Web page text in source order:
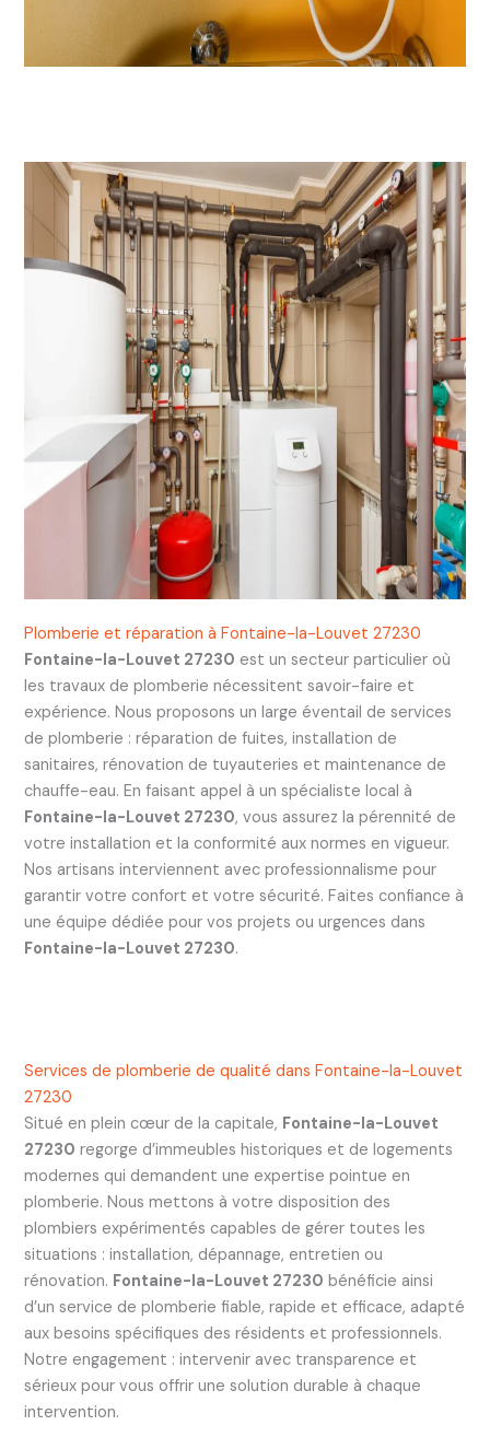
Plomberie et réparation à Fontaine-la-Louvet 27230
Fontaine-la-Louvet 27230 est un secteur particulier où
les travaux de plomberie nécessitent savoir-faire et
expérience. Nous proposons un large éventail de services
de plomberie : réparation de fuites, installation de
sanitaires, rénovation de tuyauteries et maintenance de
chauffe-eau. En faisant appel à un spécialiste local à
Fontaine-la-Louvet 27230, vous assurez la pérennité de
votre installation et la conformité aux normes en vigueur.
Nos artisans interviennent avec professionnalisme pour
garantir votre confort et votre sécurité. Faites confiance à
une équipe dédiée pour vos projets ou urgences dans
Fontaine-la-Louvet 27230.
Services de plomberie de qualité dans Fontaine-la-Louvet
27230
Situé en plein cœur de la capitale, Fontaine-la-Louvet
27230 regorge d’immeubles historiques et de logements
modernes qui demandent une expertise pointue en
plomberie. Nous mettons à votre disposition des
plombiers expérimentés capables de gérer toutes les
situations : installation, dépannage, entretien ou
rénovation. Fontaine-la-Louvet 27230 bénéficie ainsi
d’un service de plomberie fiable, rapide et efficace, adapté
aux besoins spécifiques des résidents et professionnels.
Notre engagement : intervenir avec transparence et
sérieux pour vous offrir une solution durable à chaque
intervention.